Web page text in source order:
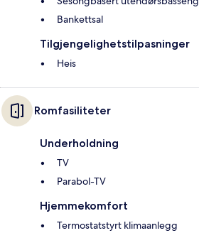
Bankettsal
Tilgjengelighetstilpasninger
Heis
Romfasiliteter
Underholdning
TV
Parabol-TV
Hjemmekomfort
Termostatstyrt klimaanlegg